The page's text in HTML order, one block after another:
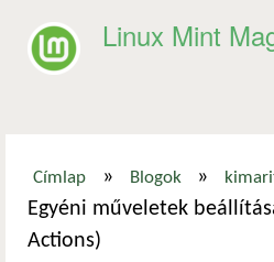
Linux Mint
Jelenlegi hely
Címlap » Blogok »
Egyéni műveletek
Actions)